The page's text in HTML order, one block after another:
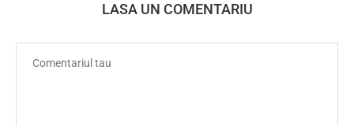
LASA UN COMENTARIU